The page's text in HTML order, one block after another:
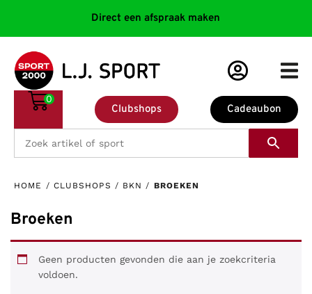
Direct een afspraak maken
Cadeaubon
Clubshops
0
HOME / CLUBSHOPS / BKN / BROEKEN
Broeken
Geen producten gevonden die aan je zoekcriteria
voldoen.